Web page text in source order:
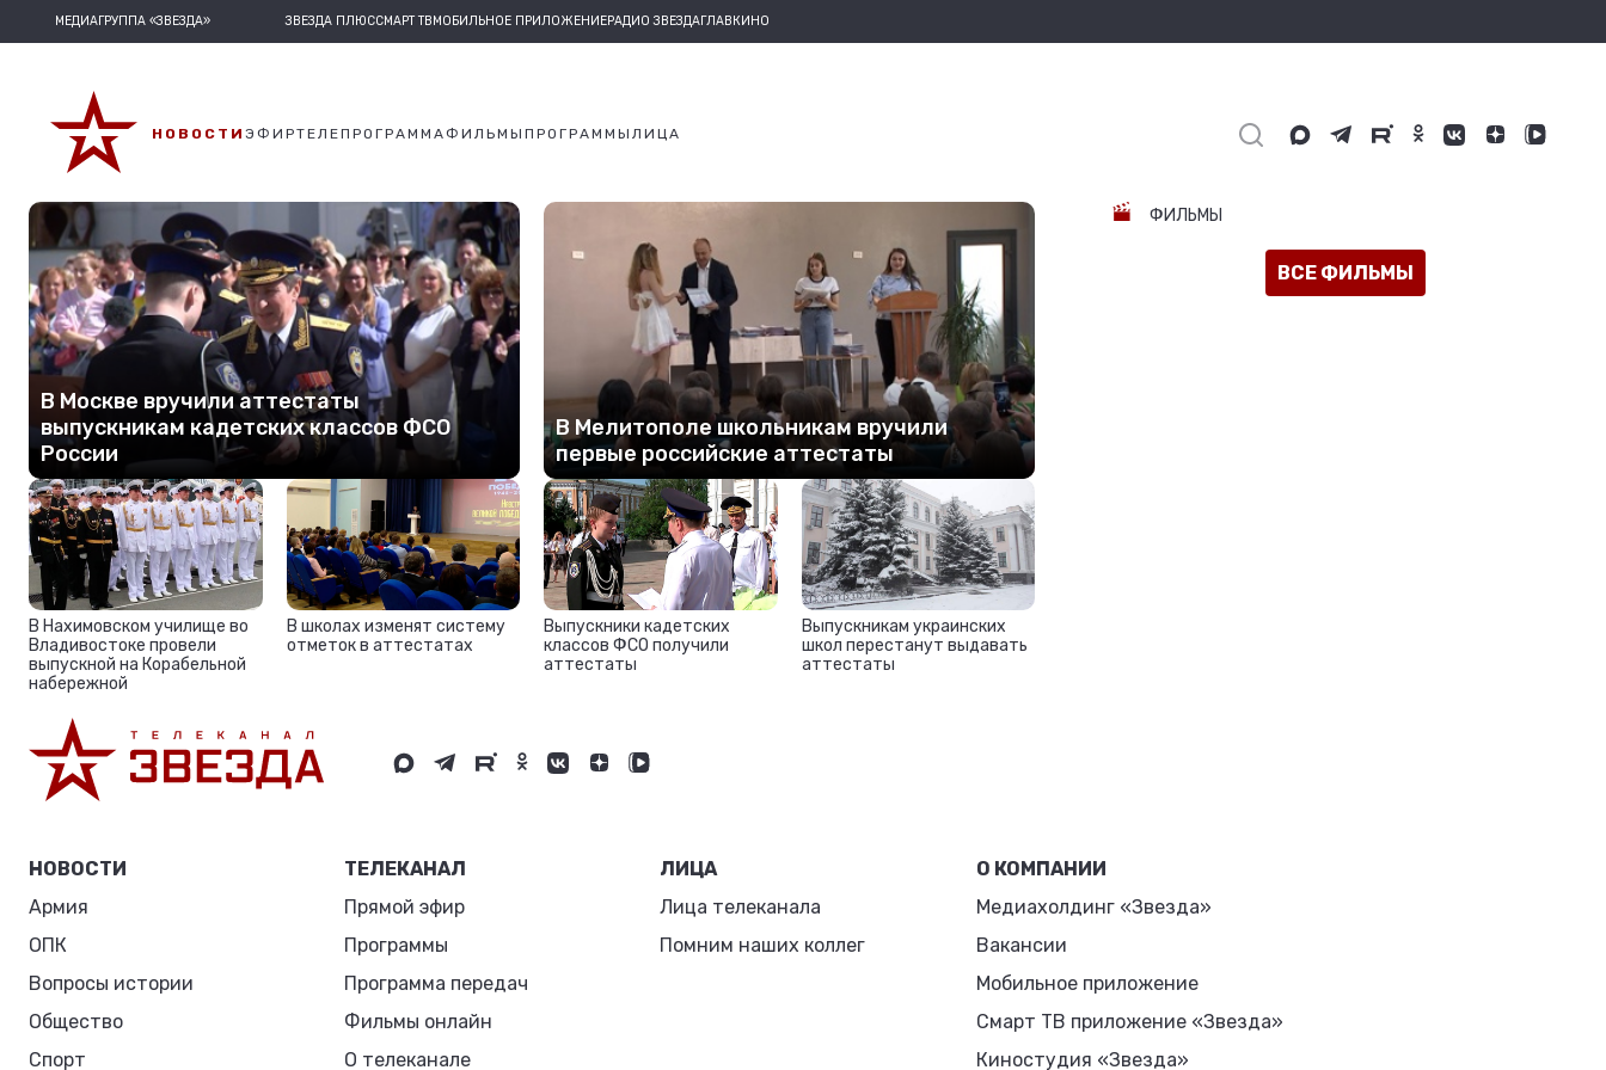
МЕДИАГРУППА «ЗВЕЗДА» ЗВЕЗДА ПЛЮССМАРТ ТВМОБИЛЬНОЕ ПРИЛОЖЕНИЕРАДИО ЗВЕЗДАГЛАВКИНО
НОВОСТИ ЭФИРТЕЛЕПРОГРАММАФИЛЬМЫ ПРОГРАММЫ ЛИЦА
В Москве вручили аттестаты
выпускникам кадетских классов ФСО
России
В Мелитополе школьникам вручили
первые российские аттестаты
В Нахимовском училище во
Владивостоке провели
выпускной на Корабельной
набережной
В школах изменят систему
отметок в аттестатах
Выпускники кадетских
классов ФСО получили
аттестаты
Выпускникам украинских
школ перестанут выдавать
аттестаты
ФИЛЬМЫ
ВСЕ ФИЛЬМЫ
НОВОСТИ
Армия
ОПК
Вопросы истории
Общество
Спорт
ТЕЛЕКАНАЛ
Прямой эфир
Программы
Программа передач
Фильмы онлайн
О телеканале
ЛИЦА
Лица телеканала
Помним наших коллег
О КОМПАНИИ
Медиахолдинг «Звезда»
Вакансии
Мобильное приложение
Смарт ТВ приложение «Звезда»
Киностудия «Звезда»